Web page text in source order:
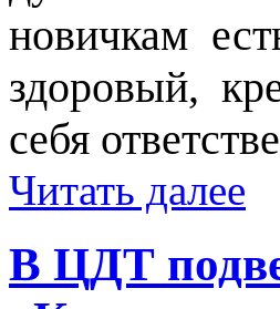
новичкам
здоровый,
себя
Читать далее
В ЦДТ